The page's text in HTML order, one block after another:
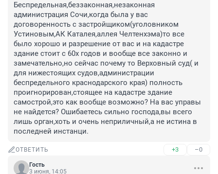
Беспредельная,беззаконная,незаконная
администрация Сочи,когда была у вас
договоренность с застройщиком(уголовником
Устиновым,АК Каталея,аллея Челтенхэма)то все
было хорошо и разрешение от вас и на кадастре
здание стоит с 60х годов и вообще все законно и
замечательно,но сейчас почему то Верховный суд( и
для нижестоящих судов,администрации
беспредельного краснодарского края) полность
проигнорирован,стоящее на кадастре здание
самострой,это как вообще возможно? На вас управы
не найдется? Ошибаетесь сильно господа,вы всего
лишь орган,хоть и очень неприличный,а не истина в
последней инстанци.
ОТВЕТИТЬ +3 –0
Гость
3 июня, 14:05